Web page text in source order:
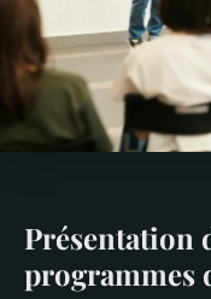
Présentation
programmes